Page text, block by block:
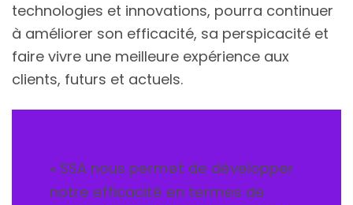
technologies et innovations, pourra continuer
à améliorer son efficacité, sa perspicacité et
faire vivre une meilleure expérience aux
clients, futurs et actuels.
« SSA nous permet de développer
notre efficacité en termes de